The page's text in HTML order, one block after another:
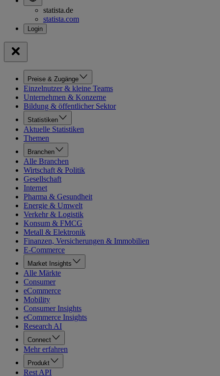
statista.de
statista.com
Preise & Zugänge
Einzelnutzer & kleine Teams
Unternehmen & Konzerne
Bildung & öffentlicher Sektor
Statistiken
Aktuelle Statistiken
Themen
Branchen
Alle Branchen
Wirtschaft & Politik
Gesellschaft
Internet
Pharma & Gesundheit
Energie & Umwelt
Verkehr & Logistik
Konsum & FMCG
Metall & Elektronik
Finanzen, Versicherungen & Immobilien
E-Commerce
Market Insights
Alle Märkte
Consumer
eCommerce
Mobility
Consumer Insights
eCommerce Insights
Research AI
Connect
Mehr erfahren
Produkt
Rest API